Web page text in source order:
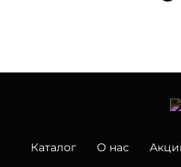
Каталог О нас